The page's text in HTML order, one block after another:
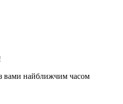
вами найближчим часом